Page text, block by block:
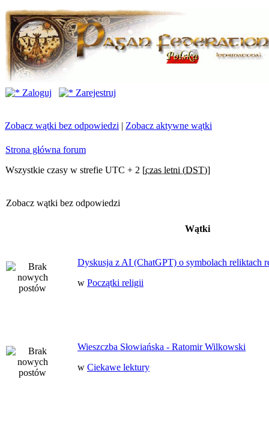
Zaloguj Zarejestruj
Zobacz wątki bez odpowiedzi | Zobacz aktywne wątki
Strona główna forum
Wszystkie czasy w strefie UTC + 2 [czas letni (DST)]
Zobacz wątki bez odpowiedzi
Wątki
Dyskusja z AI (ChatGPT) o symbolach reliktach
w Początki religii
Wieszczba Słowiańska - Ratomir Wilkowski
w Ciekawe lektury